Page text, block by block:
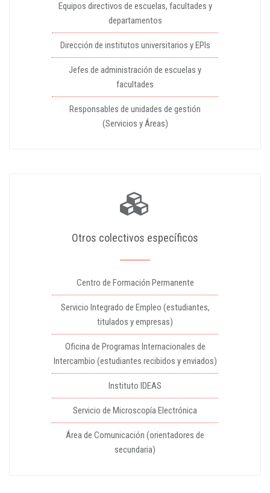
Equipos directivos de escuelas, facultades y
departamentos
Dirección de institutos universitarios y EPIs
Jefes de administración de escuelas y
facultades
Responsables de unidades de gestión
(Servicios y Áreas)
Otros colectivos específicos
Centro de Formación Permanente
Servicio Integrado de Empleo (estudiantes,
titulados y empresas)
Oficina de Programas Internacionales de
Intercambio (estudiantes recibidos y enviados)
Instituto IDEAS
Servicio de Microscopía Electrónica
Área de Comunicación (orientadores de
secundaria)